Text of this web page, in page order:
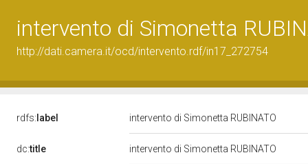
intervento di Simonetta
http://dati.camera.it/ocd/intervento.rdf/in17_272754
rdfs: label intervento di Simonetta RUBINATO
dc:title intervento di Simonetta RUBINATO